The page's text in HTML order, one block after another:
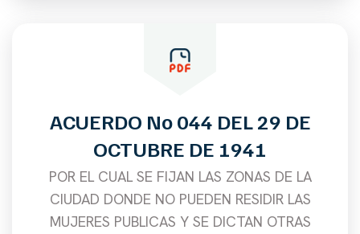
ACUERDO No 044 DEL 29 DE
OCTUBRE DE 1941
POR EL CUAL SE FIJAN LAS ZONAS DE LA
CIUDAD DONDE NO PUEDEN RESIDIR LAS
MUJERES PUBLICAS Y SE DICTAN OTRAS